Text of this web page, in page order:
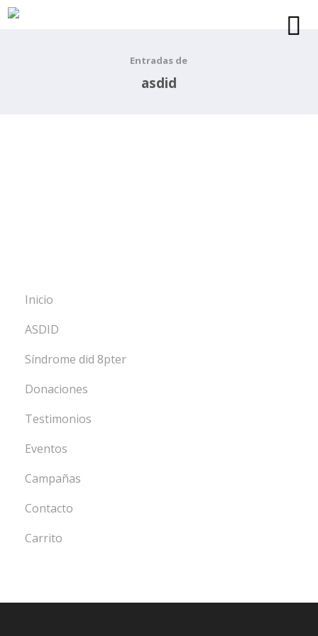
Entradas de
asdid
Inicio
ASDID
Síndrome did 8pter
Donaciones
Testimonios
Eventos
Campañas
Contacto
Carrito